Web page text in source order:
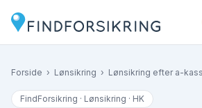
Forside › Lønsikring › Lønsikring efter a-
FindForsikring · Lønsikring · HK